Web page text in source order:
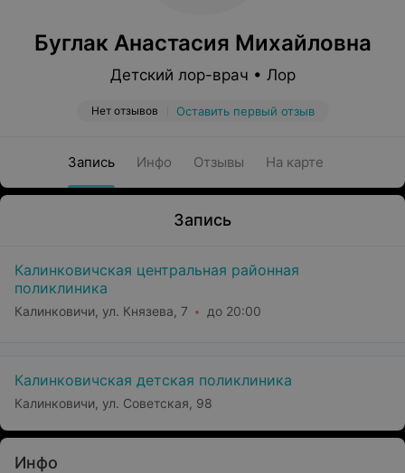
Буглак Анастасия Михайловна
Детский лор-врач • Лор
Нет отзывов Оставить первый отзыв
Запись Инфо Отзывы На карте
Запись
Калинковичская центральная районная
поликлиника
Калинковичи, ул. Князева, 7 до 20:00
Калинковичская детская поликлиника
Калинковичи, ул. Советская, 98
Инфо